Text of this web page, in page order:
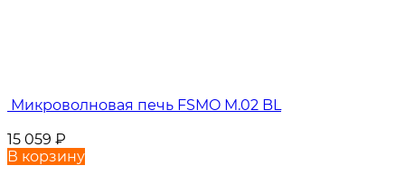
Микроволновая печь FSMO M.02 BL
15 059 ₽
В корзину